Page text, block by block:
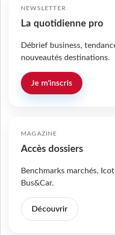
NEWSLETTER
La quotidienne pro
Débrief business,
nouveautés destinations.
Je m'inscris
MAGAZINE
Accès dossiers
Benchmarks marchés,
Bus&Car.
Découvrir